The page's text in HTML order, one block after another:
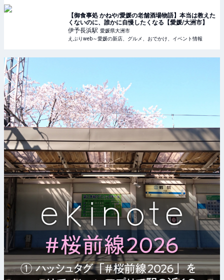
【御食事処 かねや/愛媛の老舗酒場物語】本当は教えた
くないのに、誰かに自慢したくなる【愛媛/大洲市】
伊予長浜駅 愛媛県大洲市
えぷりweb～愛媛の新店、グルメ、おでかけ、イベント情報